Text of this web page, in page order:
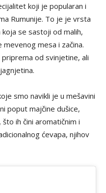
koji je popularan i
Rumunije. To je je vrsta
se sastoji od malih,
mevenog mesa i začina.
od svinjetine, ali
smo navikli je u mešavini
poput majčine dušice,
ih čini aromatičnim i
ćevapa, njihov